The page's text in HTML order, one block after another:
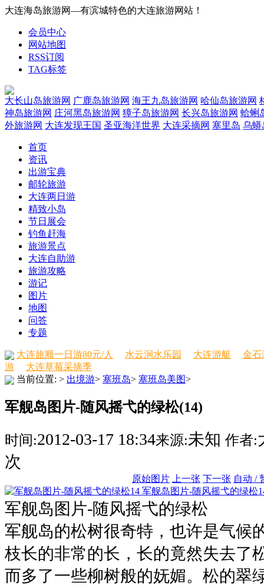
大连海岛旅游网—有滨城特色的大连旅游网站！
会员中心
网站地图
RSS订阅
TAG标签
大长山岛旅游网 广鹿岛旅游网 海王九岛旅游网 哈仙岛旅游网
神岛旅游网 庄河黑岛旅游网 獐子岛旅游网 长兴岛旅游网 蛤蜊
外旅游网 大连发现王国 圣亚海洋世界 大连采摘网 塞里岛 乌蟒
首页
资讯
出游宝典
邮轮旅游
大连两日游
精致小岛
节日展会
钓鱼赶海
旅游景点
大连自助游
旅游攻略
游记
图片
地图
问答
专题
大连旅顺一日游80元/人 水云涧水乐园 大连游艇
金石
游
大连草莓采摘季
当前位置: > 出境游> 塞班岛> 塞班岛美图>
军舰岛图片-随风摇弋的绿松(14)
时间:2012-03-17 18:34来源:未知 作者:
次
原始图片 上一张 下一张 自动 /
军舰岛图片-随风摇弋的绿松
军舰岛图片-随风摇弋的绿松
军舰岛的松树很奇特，也许是气候
枝长的非常的长，长的竟然失去了
而多了一些柳树般的妩媚。松的翠